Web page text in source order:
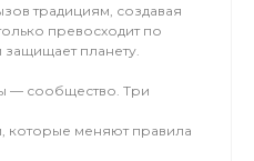
традициям, создавая
превосходит по
защищает планету.
— сообщество. Три
которые меняют правила